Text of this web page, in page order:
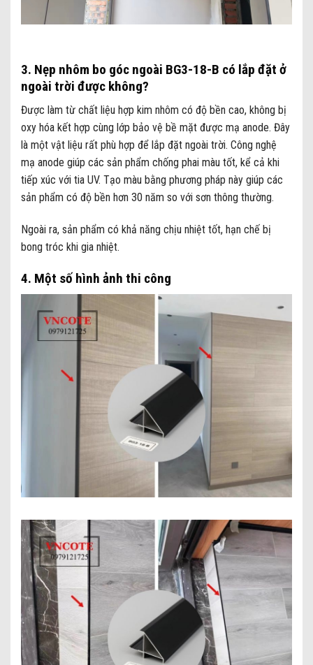
3. Nẹp nhôm bo góc ngoài BG3-18-B có lắp đặt ở
ngoài trời được không?
Được làm từ chất liệu hợp kim nhôm có độ bền cao, không bị
oxy hóa kết hợp cùng lớp bảo vệ bề mặt được mạ anode. Đây
là một vật liệu rất phù hợp để lắp đặt ngoài trời. Công nghệ
mạ anode giúp các sản phẩm chống phai màu tốt, kể cả khi
tiếp xúc với tia UV. Tạo màu bằng phương pháp này giúp các
sản phẩm có độ bền hơn 30 năm so với sơn thông thường.
Ngoài ra, sản phẩm có khả năng chịu nhiệt tốt, hạn chế bị
bong tróc khi gia nhiệt.
4. Một số hình ảnh thi công